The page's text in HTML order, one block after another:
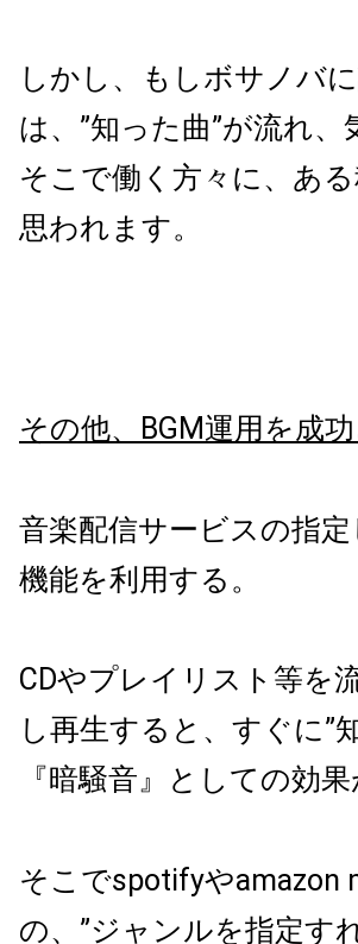
しかし、もしボサノバ
は、 ”知った曲”が流れ、
そこで働く方々に、あ
思われます。
その他、BGM運用を成
音楽配信サービスの指
機能を利用する。
CDやプレイリスト等を
し再生すると、すぐに”
『暗騒音』としての効
そこでspotifyやamazon
の、 ”ジャンルを指定す